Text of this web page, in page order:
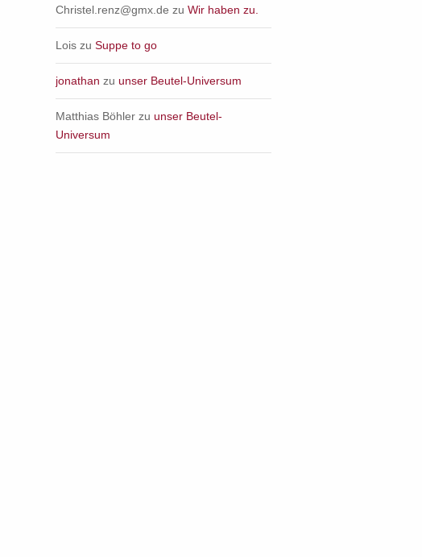
Christel.renz@gmx.de zuWir haben zu.
Lois zuSuppe to go
jonathan zu unser Beutel-Universum
Matthias Böhler zu unser Beutel-
Universum